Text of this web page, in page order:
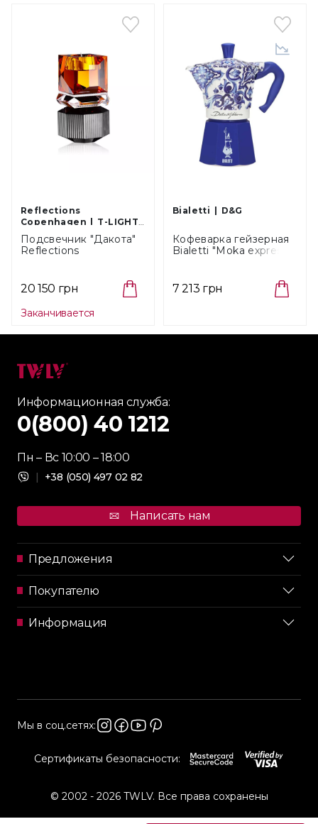
Reflections
Copenhagen
T-LIGHT
HOLDERS
Подсвечник "Дакота"
Reflections
20 150 грн
Заканчивается
Bialetti D&G
Кофеварка гейзерная
Bialetti "Moka express"
7 213 грн
Информационная служба:
0(800) 40 1212
Пн – Вс 10:00 – 18:00
| +38 (050) 497 02 82
Написать нам
Предложения
Покупателю
Информация
Сертификаты безопасности:
Мы в соц.сетях:
© 2002 - 2026 TWLV. Все права сохранены